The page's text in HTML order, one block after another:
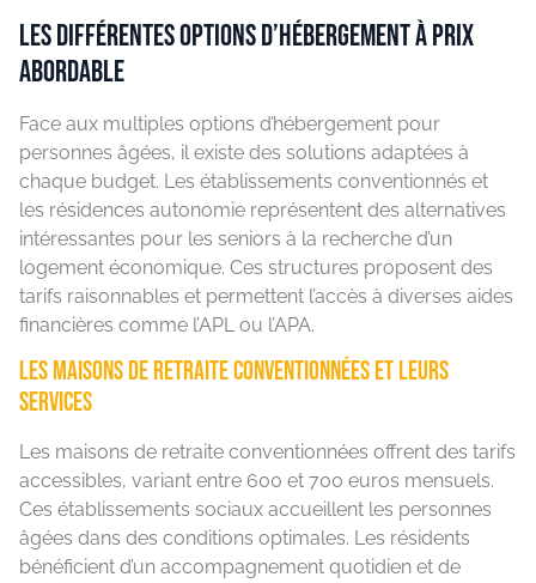
Les différentes options d’hébergement à prix
abordable
Face aux multiples options d’hébergement pour
personnes âgées, il existe des solutions adaptées à
chaque budget. Les établissements conventionnés et
les résidences autonomie représentent des alternatives
intéressantes pour les seniors à la recherche d’un
logement économique. Ces structures proposent des
tarifs raisonnables et permettent l’accès à diverses aides
financières comme l’APL ou l’APA.
Les maisons de retraite conventionnées et leurs
services
Les maisons de retraite conventionnées offrent des tarifs
accessibles, variant entre 600 et 700 euros mensuels.
Ces établissements sociaux accueillent les personnes
âgées dans des conditions optimales. Les résidents
bénéficient d’un accompagnement quotidien et de